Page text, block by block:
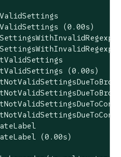
(0.00s)
(0.00s)
(0.00s)